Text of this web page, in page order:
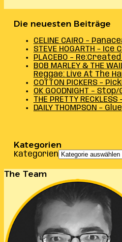
Die neuesten Beiträge
CELINE CAIRO –
STEVE HOGARTH – Ice
PLACEBO –
BOB MARLEY & THE
Reggae: Live At The
COTTON PICKERS –
OK GOODNIGHT – Stop/
THE PRETTY
DAILY THOMPSON – Glue
Kategorien
Kategorien
The Team